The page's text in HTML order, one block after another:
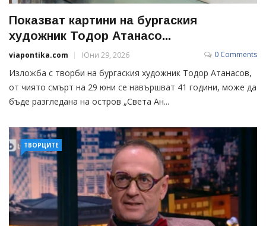
Показват картини на бургаския
художник Тодор Атанасо...
viapontika.com Юни 29, 2026 0 Comments
Изложба с творби на бургаския художник Тодор Атанасов,
от чиято смърт на 29 юни се навършват 41 години, може да
бъде разгледана на остров „Света Ан...
ТВОРЦИТЕ